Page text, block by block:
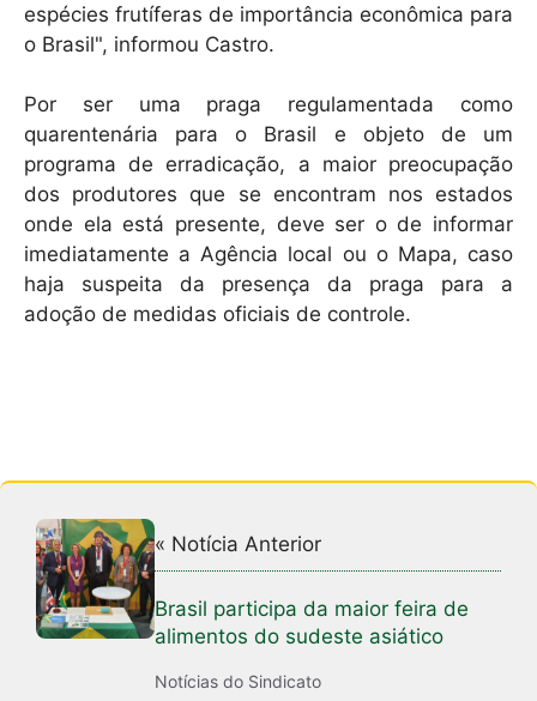
espécies frutíferas de importância econômica para
o Brasil", informou Castro.
Por ser uma praga regulamentada como
quarentenária para o Brasil e objeto de um
programa de erradicação, a maior preocupação
dos produtores que se encontram nos estados
onde ela está presente, deve ser o de informar
imediatamente a Agência local ou o Mapa, caso
haja suspeita da presença da praga para a
adoção de medidas oficiais de controle.
« Notícia Anterior
Brasil participa da maior feira de
alimentos do sudeste asiático
Notícias do Sindicato